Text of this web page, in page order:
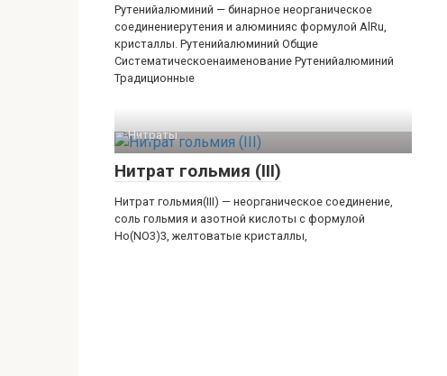
Рутенийалюминий — бинарное неорганическое
соединениерутения и алюминияс формулой AlRu,
кристаллы. Рутенийалюминий Общие
Систематическоенаименование Рутенийалюминий
Традиционные
Нитраты
Нитрат гольмия (III)
Нитрат гольмия(III) — неорганическое соединение,
соль гольмия и азотной кислоты с формулой
Ho(NO3)3, желтоватые кристаллы,